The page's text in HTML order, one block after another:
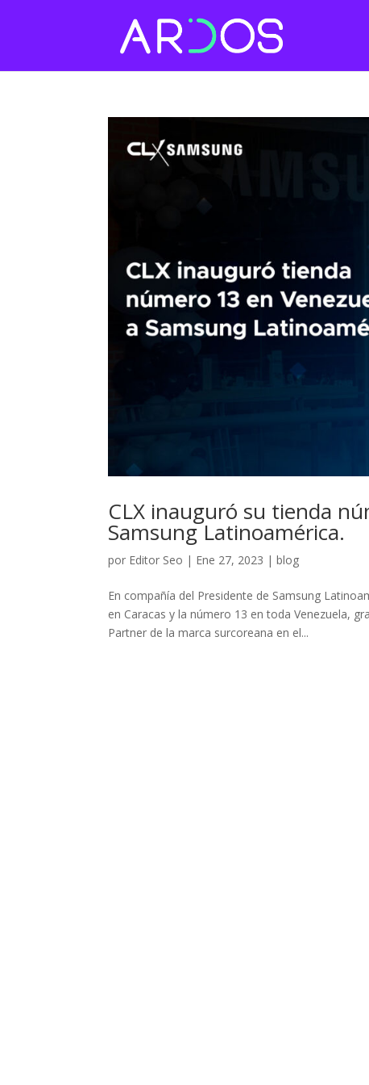
CLX inauguró su tienda
Samsung Latinoamérica.
por Editor Seo | Ene 27, 2023 |blog
En compañía del Presidente de Samsung
en Caracas y la número 13 en toda Venezuela,
Partner de la marca surcoreana en el...